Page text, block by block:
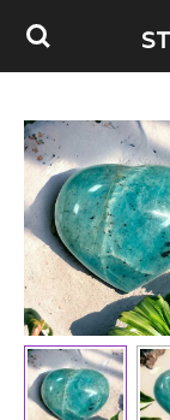
Ga
direct
de
hoofdinhoud